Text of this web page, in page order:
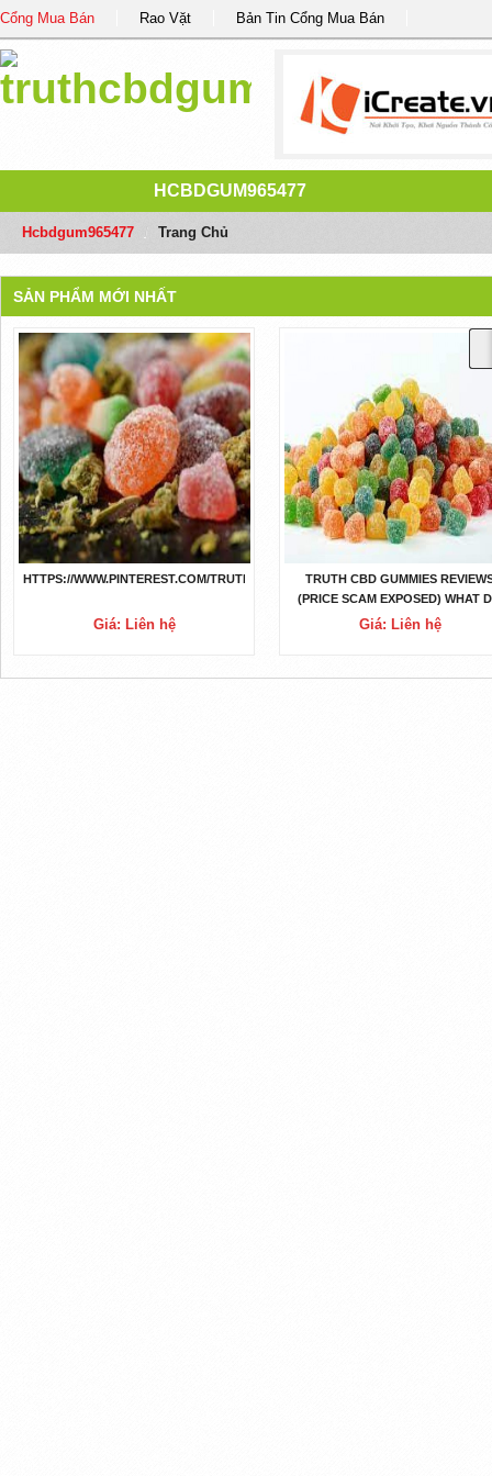
Cổng Mua Bán Rao Vặt Bản Tin Cổng Mua Bán
HCBDGUM965477
Hcbdgum965477 Trang Chủ
SẢN PHẨM MỚI NHẤT
HTTPS://WWW.PINTEREST.COM/TRUTHCBDGUMMIES/
Giá: Liên hệ
TRUTH CBD GUMMIES
(PRICE SCAM EXPOSED) WHAT
REAL CUSTOMERS SAY?
Giá: Liên hệ